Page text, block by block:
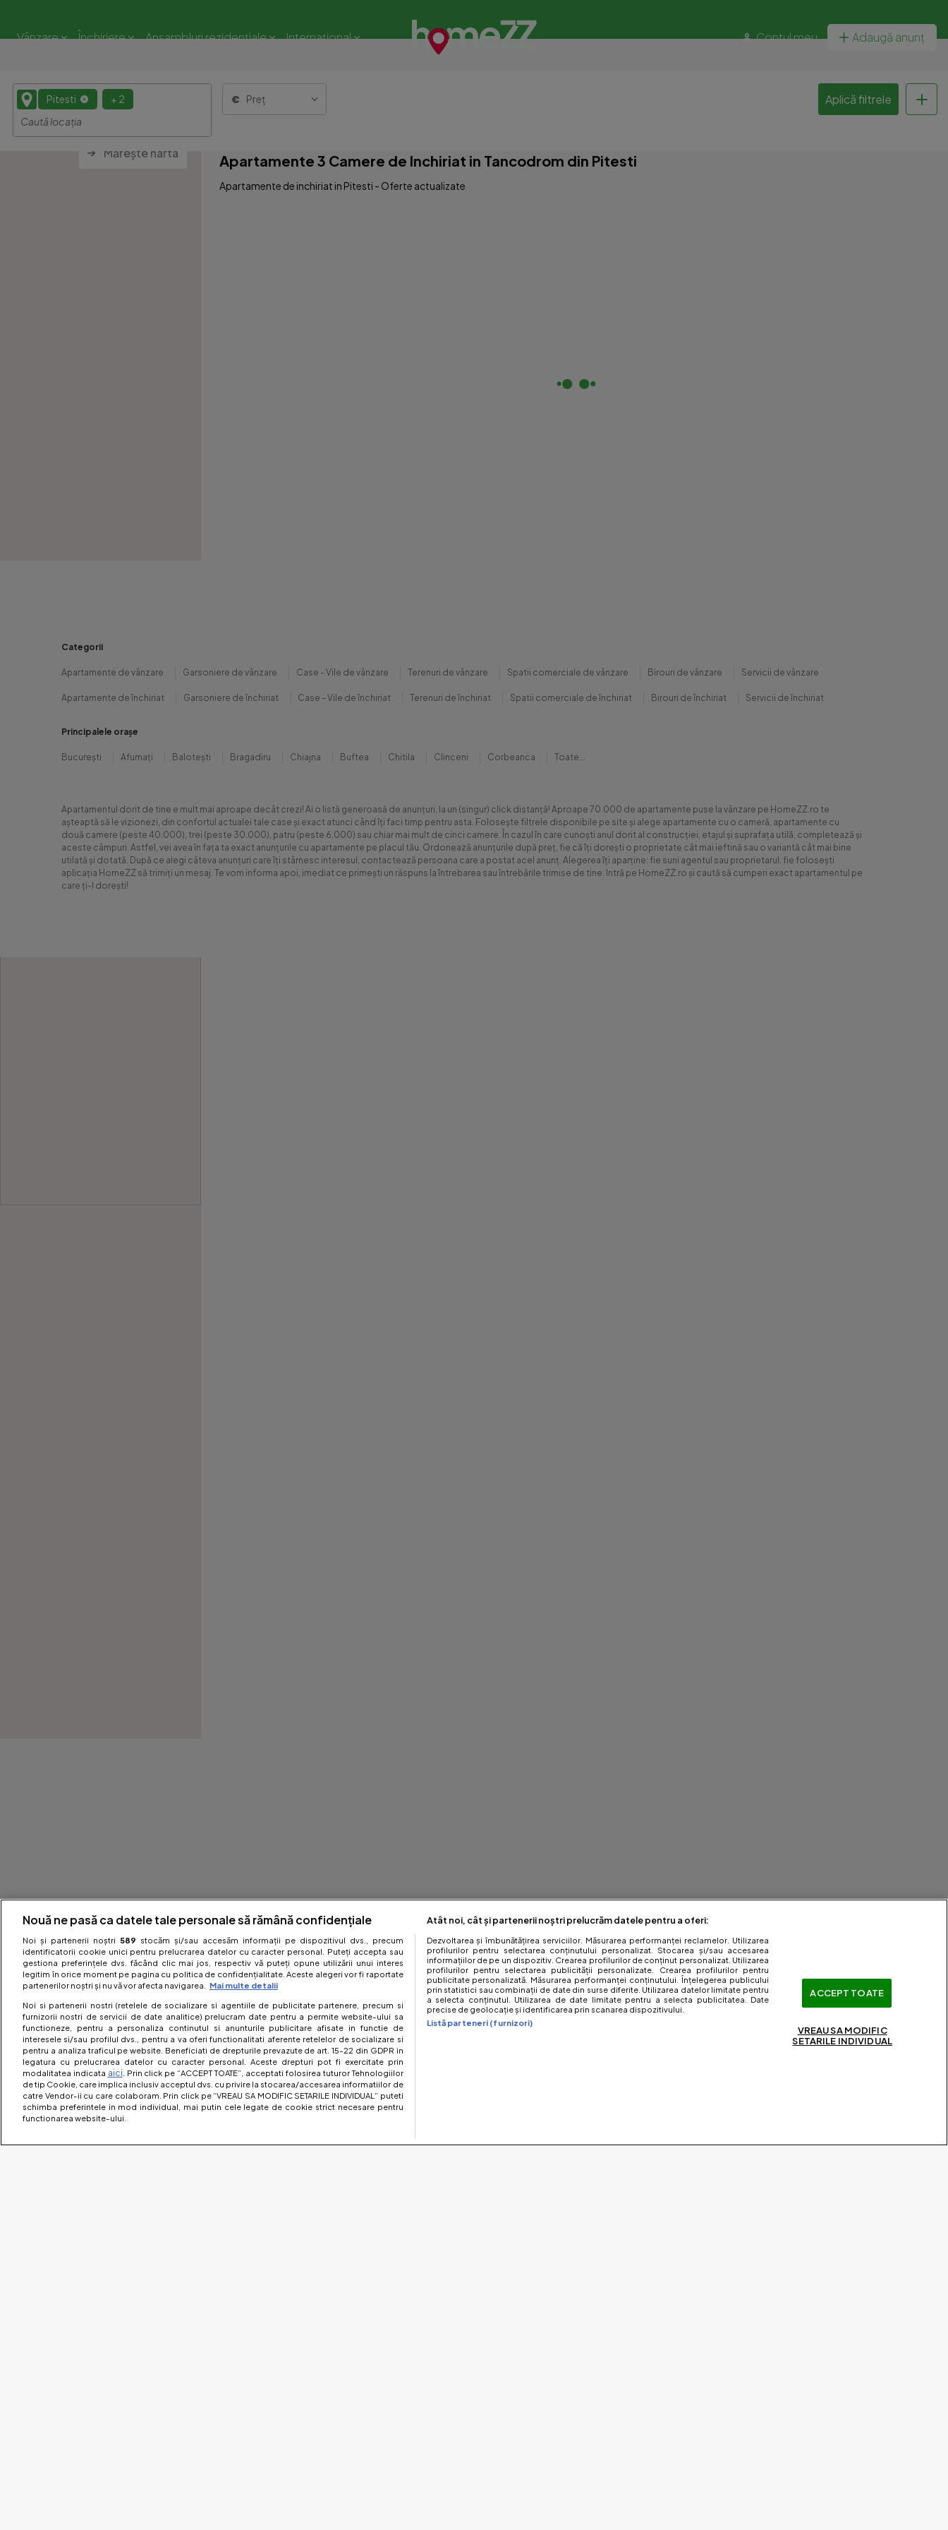
Vânzare Închiriere Ansambluri rezidențiale Internațional Contul meu Adaugă anunț
Pitesti + 2 Preț Aplică filtrele
Mărește harta Apartamente 3 Camere de Inchiriat in Tancodrom din Pitesti
Apartamente de inchiriat in Pitesti - Oferte actualizate
Categorii
Apartamente de vânzare Garsoniere de vânzare Case - Vile de vânzare Terenuri de vânzare Spatii comerciale de vânzare Birouri de vânzare Servicii de vânzare
Apartamente de închiriat Garsoniere de închiriat Case - Vile de închiriat Terenuri de închiriat Spatii comerciale de închiriat Birouri de închiriat Servicii de închiriat
Principalele orașe
București Afumați Balotești Bragadiru Chiajna Buftea Chitila Clinceni Corbeanca Toate...
Apartamentul dorit de tine e mult mai aproape decât crezi! Ai o listă generoasă de anunțuri, la un (singur) click distanță! Aproape 70.000 de apartamente puse la vânzare pe HomeZZ.ro te
așteaptă să le vizionezi, din confortul actualei tale case și exact atunci când îți faci timp pentru asta. Folosește filtrele disponibile pe site și alege apartamente cu o cameră, apartamente cu
două camere (peste 40.000), trei (peste 30.000), patru (peste 6.000) sau chiar mai mult de cinci camere. În cazul în care cunoști anul dorit al construcției, etajul și suprafața utilă, completează și
aceste câmpuri. Astfel, vei avea în fața ta exact anunțurile cu apartamente pe placul tău. Ordonează anunțurile după preț, fie că îți dorești o proprietate cât mai ieftină sau o variantă cât mai bine
utilată și dotată. După ce alegi câteva anunțuri care îți stârnesc interesul, contactează persoana care a postat acel anunț. Alegerea îți aparține: fie suni agentul sau proprietarul, fie folosești
aplicația HomeZZ să trimiți un mesaj. Te vom informa apoi, imediat ce primești un răspuns la întrebarea sau întrebările trimise de tine. Intră pe HomeZZ.ro și caută să cumperi exact apartamentul pe
care ți-l dorești!
Nouă ne pasă ca datele tale personale să rămână confidențiale
Noi și partenerii noștri 589 stocăm și/sau accesăm informații pe dispozitivul dvs., precum
identificatorii cookie unici pentru prelucrarea datelor cu caracter personal. Puteți accepta sau
gestiona preferințele dvs. făcând clic mai jos, respectiv vă puteți opune utilizării unui interes
legitim în orice moment pe pagina cu politica de confidențialitate. Aceste alegeri vor fi raportate
partenerilor noștri și nu vă vor afecta navigarea.
Mai multe detalii
Noi si partenerii nostri (retelele de socializare si agentiile de publicitate partenere, precum si
furnizorii nostri de servicii de date analitice) prelucram date pentru a permite website-ului sa
functioneze, pentru a personaliza continutul si anunturile publicitare afisate in functie de
interesele si/sau profilul dvs., pentru a va oferi functionalitati aferente retelelor de socializare si
pentru a analiza traficul pe website. Beneficiati de drepturile prevazute de art. 15-22 din GDPR in
legatura cu prelucrarea datelor cu caracter personal. Aceste drepturi pot fi exercitate prin
modalitatea indicata aici . Prin click pe “ACCEPT TOATE”, acceptati folosirea tuturor Tehnologiilor
de tip Cookie, care implica inclusiv acceptul dvs. cu privire la stocarea/accesarea informatiilor de
catre Vendor-ii cu care colaboram. Prin click pe “VREAU SA MODIFIC SETARILE INDIVIDUAL” puteti
schimba preferintele in mod individual, mai putin cele legate de cookie strict necesare pentru
functionarea website-ului.
Atât noi, cât și partenerii noștri prelucrăm datele pentru a oferi:
Dezvoltarea și îmbunătățirea serviciilor. Măsurarea performanței reclamelor. Utilizarea
profilurilor pentru selectarea conținutului personalizat. Stocarea și/sau accesarea
informațiilor de pe un dispozitiv. Crearea profilurilor de conținut personalizat. Utilizarea
profilurilor pentru selectarea publicității personalizate. Crearea profilurilor pentru
publicitate personalizată. Măsurarea performanței conținutului. Înțelegerea publicului
prin statistici sau combinații de date din surse diferite. Utilizarea datelor limitate pentru
a selecta conținutul. Utilizarea de date limitate pentru a selecta publicitatea. Date
precise de geolocație și identificarea prin scanarea dispozitivului.
Listă parteneri (furnizori)
ACCEPT TOATE
VREAU SA MODIFIC
SETARILE INDIVIDUAL